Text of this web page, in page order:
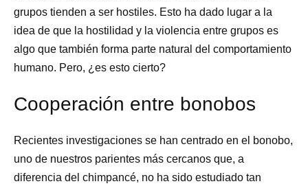
grupos tienden a ser hostiles. Esto ha dado lugar a la
idea de que la hostilidad y la violencia entre grupos es
algo que también forma parte natural del comportamiento
humano. Pero, ¿es esto cierto?
Cooperación entre bonobos
Recientes investigaciones se han centrado en el bonobo,
uno de nuestros parientes más cercanos que, a
diferencia del chimpancé, no ha sido estudiado tan